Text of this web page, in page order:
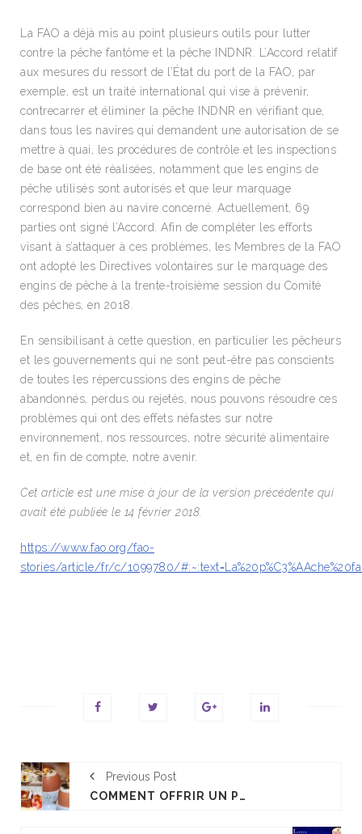
La FAO a déjà mis au point plusieurs outils pour lutter
contre la pêche fantôme et la pêche INDNR. L’Accord relatif
aux mesures du ressort de l’État du port de la FAO, par
exemple, est un traité international qui vise à prévenir,
contrecarrer et éliminer la pêche INDNR en vérifiant que,
dans tous les navires qui demandent une autorisation de se
mettre à quai, les procédures de contrôle et les inspections
de base ont été réalisées, notamment que les engins de
pêche utilisés sont autorisés et que leur marquage
correspond bien au navire concerné. Actuellement, 69
parties ont signé l’Accord. Afin de compléter les efforts
visant à s’attaquer à ces problèmes, les Membres de la FAO
ont adopté les Directives volontaires sur le marquage des
engins de pêche à la trente-troisième session du Comité
des pêches, en 2018.
En sensibilisant à cette question, en particulier les pêcheurs
et les gouvernements qui ne sont peut-être pas conscients
de toutes les répercussions des engins de pêche
abandonnés, perdus ou rejetés, nous pouvons résoudre ces
problèmes qui ont des effets néfastes sur notre
environnement, nos ressources, notre sécurité alimentaire
et, en fin de compte, notre avenir.
Cet article est une mise à jour de la version précédente qui
avait été publiée le 14 février 2018.
https://www.fao.org/fao-
stories/article/fr/c/1099780/
Previous Post
COMMENT OFFRIR UN PETIT-DÉJEUNER RÉUSSI À L'HÔTEL ?